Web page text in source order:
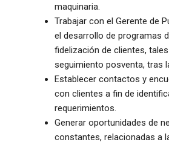
maquinaria.
Trabajar con el Gerente de
el desarrollo de programas
fidelización de clientes,
seguimiento posventa, tras
Establecer contactos y
con clientes a fin de
requerimientos.
Generar oportunidades de
constantes, relacionadas a